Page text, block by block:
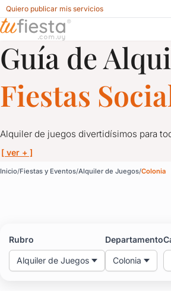
Quiero publicar mis servicios
Alquiler de Juegos para Fiestas y
Guía de
Fiestas
Alquiler de juegos divertidísimos para
[ ver + ]
Inicio Fiestas y Eventos Alquiler de Juegos Colonia
Rubro
Alquiler de Juegos
Departamento
Colonia
Alquiler de